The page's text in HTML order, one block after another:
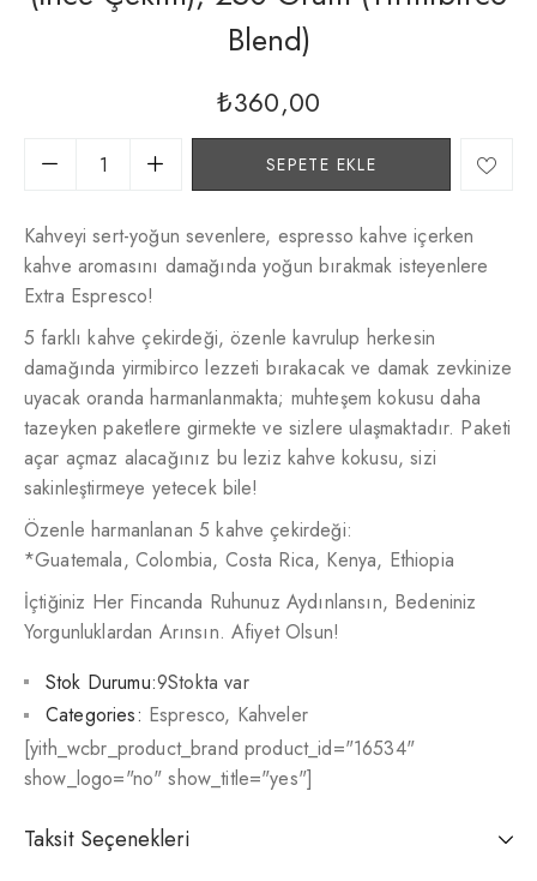
Blend)
₺360,00
SEPETE EKLE
Kahveyi sert-yoğun sevenlere, espresso kahve içerken
kahve aromasını damağında yoğun bırakmak isteyenlere
Extra Espresco!
5 farklı kahve çekirdeği, özenle kavrulup herkesin
damağında yirmibirco lezzeti bırakacak ve damak zevkinize
uyacak oranda harmanlanmakta; muhteşem kokusu daha
tazeyken paketlere girmekte ve sizlere ulaşmaktadır. Paketi
açar açmaz alacağınız bu leziz kahve kokusu, sizi
sakinleştirmeye yetecek bile!
Özenle harmanlanan 5 kahve çekirdeği:
*Guatemala, Colombia, Costa Rica, Kenya, Ethiopia
İçtiğiniz Her Fincanda Ruhunuz Aydınlansın, Bedeniniz
Yorgunluklardan Arınsın. Afiyet Olsun!
Stok Durumu:9Stokta var
Categories: Espresco, Kahveler
[yith_wcbr_product_brand product_id="16534"
show_logo="no" show_title="yes"]
Taksit Seçenekleri